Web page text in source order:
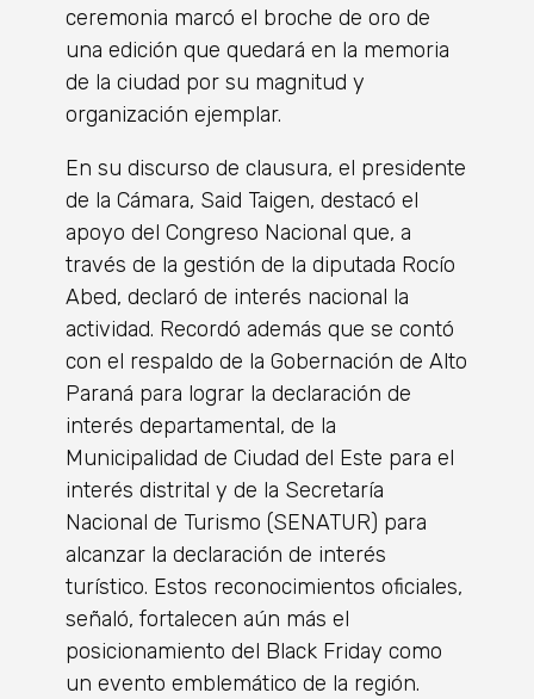
ceremonia marcó el broche de oro de
una edición que quedará en la memoria
de la ciudad por su magnitud y
organización ejemplar.
En su discurso de clausura, el presidente
de la Cámara, Said Taigen, destacó el
apoyo del Congreso Nacional que, a
través de la gestión de la diputada Rocío
Abed, declaró de interés nacional la
actividad. Recordó además que se contó
con el respaldo de la Gobernación de Alto
Paraná para lograr la declaración de
interés departamental, de la
Municipalidad de Ciudad del Este para el
interés distrital y de la Secretaría
Nacional de Turismo (SENATUR) para
alcanzar la declaración de interés
turístico. Estos reconocimientos oficiales,
señaló, fortalecen aún más el
posicionamiento del Black Friday como
un evento emblemático de la región.